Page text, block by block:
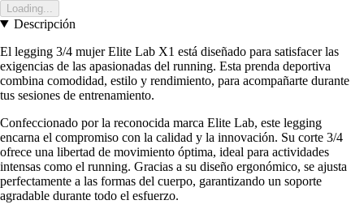
Loading...
Descripción
El legging 3/4 mujer Elite Lab X1 está diseñado para satisfacer las
exigencias de las apasionadas del running. Esta prenda deportiva
combina comodidad, estilo y rendimiento, para acompañarte durante
tus sesiones de entrenamiento.
Confeccionado por la reconocida marca Elite Lab, este legging
encarna el compromiso con la calidad y la innovación. Su corte 3/4
ofrece una libertad de movimiento óptima, ideal para actividades
intensas como el running. Gracias a su diseño ergonómico, se ajusta
perfectamente a las formas del cuerpo, garantizando un soporte
agradable durante todo el esfuerzo.